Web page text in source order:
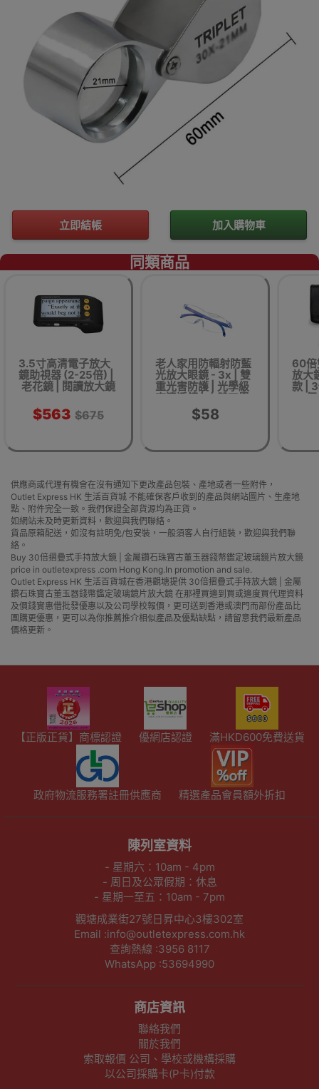
立即結帳 加入購物車
同類商品
3.5寸高清電子放大
鏡助視器 (2-25倍) |
老花鏡 | 閱讀放大鏡
$563 $675
老人家用防輻射防藍
光放大眼鏡 - 3x | 雙
重光害防護 | 光學級
高清透鏡 | 人體工學
輕量鏡架 | 抗疲勞閱
讀
$58
60倍
放大
款 |
+3
供應商或代理有機會在沒有通知下更改產品包裝、產地或者一些附件，
Outlet Express HK 生活百貨城 不能確保客戶收到的產品與網站圖片、生產地
點、附件完全一致。我們保證全部貨源均為正貨。
如網站未及時更新資料，歡迎與我們聯絡。
貨品原箱配送，如沒有註明免/包安裝，一般須客人自行組裝，歡迎與我們聯
絡。
Buy 30倍摺疊式手持放大鏡 | 金屬鑽石珠寶古董玉器錢幣鑑定玻璃鏡片放大鏡
price in outletexpress .com Hong Kong.In promotion and sale.
Outlet Express HK 生活百貨城在香港觀塘提供 30倍摺疊式手持放大鏡 | 金屬
鑽石珠寶古董玉器錢幣鑑定玻璃鏡片放大鏡 在那裡買邊到買或邊度買代理資料
及價錢實惠借批發優惠以及公司學校報價，更可送到香港或澳門而部份產品比
團購更優惠，更可以為你推薦推介相似產品及優點缺點，請留意我們最新產品
價格更新。
【正版正貨】商標認證 優網店認證 滿HKD600免費送貨
政府物流服務署註冊供應商 精選產品會員額外折扣
陳列室資料
- 星期六：10am - 4pm
- 周日及公眾假期：休息
- 星期一至五：10am - 7pm
觀塘成業街27號日昇中心3樓302室
Email :info@outletexpress.com.hk
查詢熱線 :3956 8117
WhatsApp :53694990
商店資訊
聯絡我們
關於我們
索取報價 公司、學校或機構採購
以公司採購卡(P卡)付款